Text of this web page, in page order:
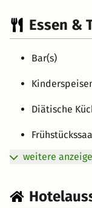
Essen &
Bar(s)
Diätische
weitere